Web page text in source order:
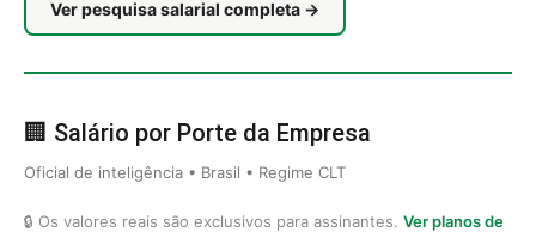
Ver pesquisa salarial completa →
🏢 Salário por Porte da Empresa
Oficial de inteligência • Brasil • Regime CLT
🔒 Os valores reais são exclusivos para assinantes. Ver planos de